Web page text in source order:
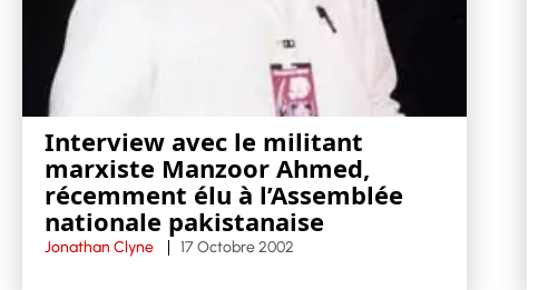
Interview avec le militant
marxiste Manzoor Ahmed,
récemment élu à l’Assemblée
nationale pakistanaise
Jonathan Clyne 17 Octobre 2002